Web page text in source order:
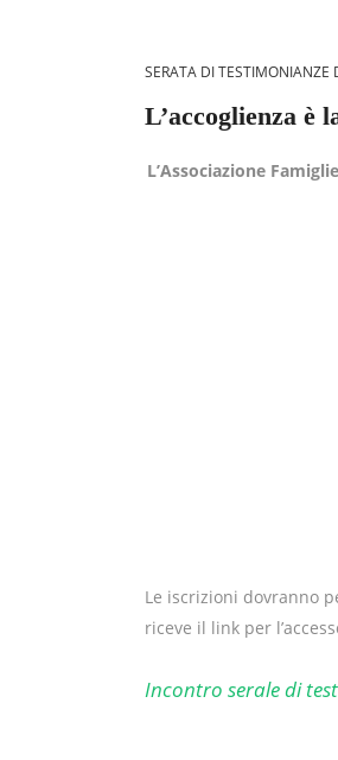
SERATA DI TESTIMONIANZE
L’accoglienza è
L’Associazione
Le iscrizioni dovranno
riceve il link per
Incontro serale di